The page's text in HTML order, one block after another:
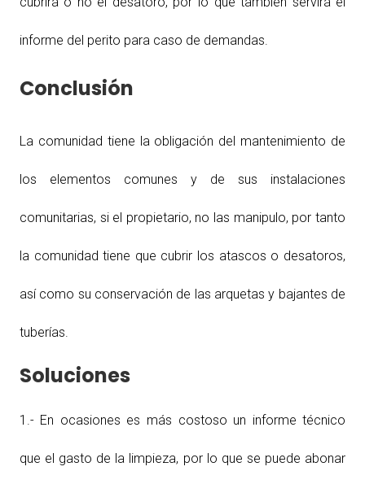
informe del perito para caso de demandas.
Conclusión
La comunidad tiene la obligación del mantenimiento de
los elementos comunes y de sus instalaciones
comunitarias, si el propietario, no las manipulo, por tanto
la comunidad tiene que cubrir los atascos o desatoros,
así como su conservación de las arquetas y bajantes de
tuberías.
Soluciones
1.- En ocasiones es más costoso un informe técnico
que el gasto de la limpieza, por lo que se puede abonar